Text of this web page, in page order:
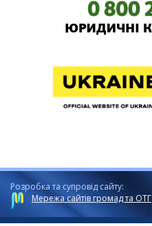
Розробка та супровід сайту:
Мережа сайтів громад та ОТГ